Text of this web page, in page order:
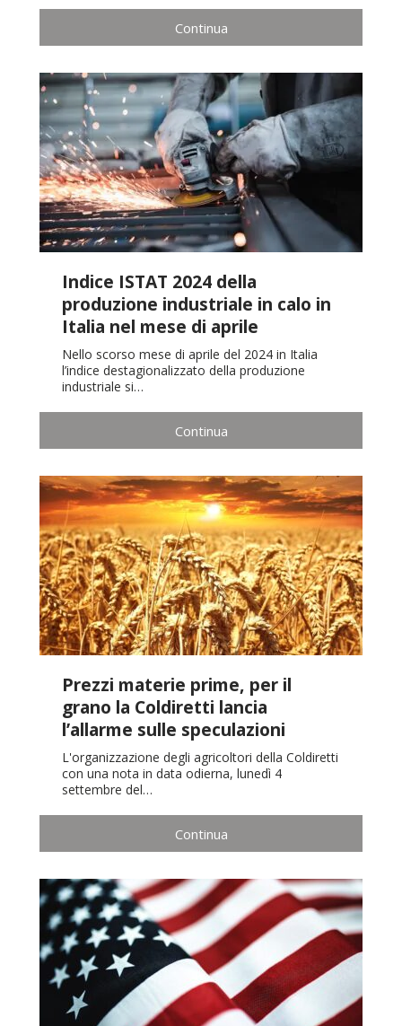
Continua
Indice ISTAT 2024 della
produzione industriale in calo in
Italia nel mese di aprile
Nello scorso mese di aprile del 2024 in Italia
l’indice destagionalizzato della produzione
industriale si…
Continua
Prezzi materie prime, per il
grano la Coldiretti lancia
l’allarme sulle speculazioni
L'organizzazione degli agricoltori della Coldiretti
con una nota in data odierna, lunedì 4
settembre del…
Continua